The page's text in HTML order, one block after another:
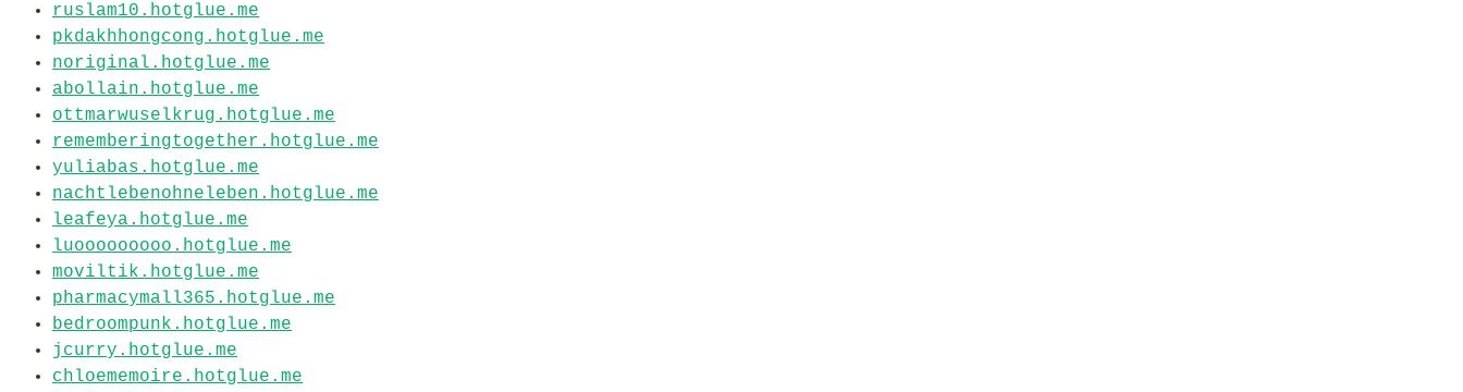
ruslam10.hotglue.me
pkdakhhongcong.hotglue.me
noriginal.hotglue.me
abollain.hotglue.me
ottmarwuselkrug.hotglue.me
rememberingtogether.hotglue.me
yuliabas.hotglue.me
nachtlebenohneleben.hotglue.me
leafeya.hotglue.me
luooooooooo.hotglue.me
moviltik.hotglue.me
pharmacymall365.hotglue.me
bedroompunk.hotglue.me
jcurry.hotglue.me
chloememoire.hotglue.me